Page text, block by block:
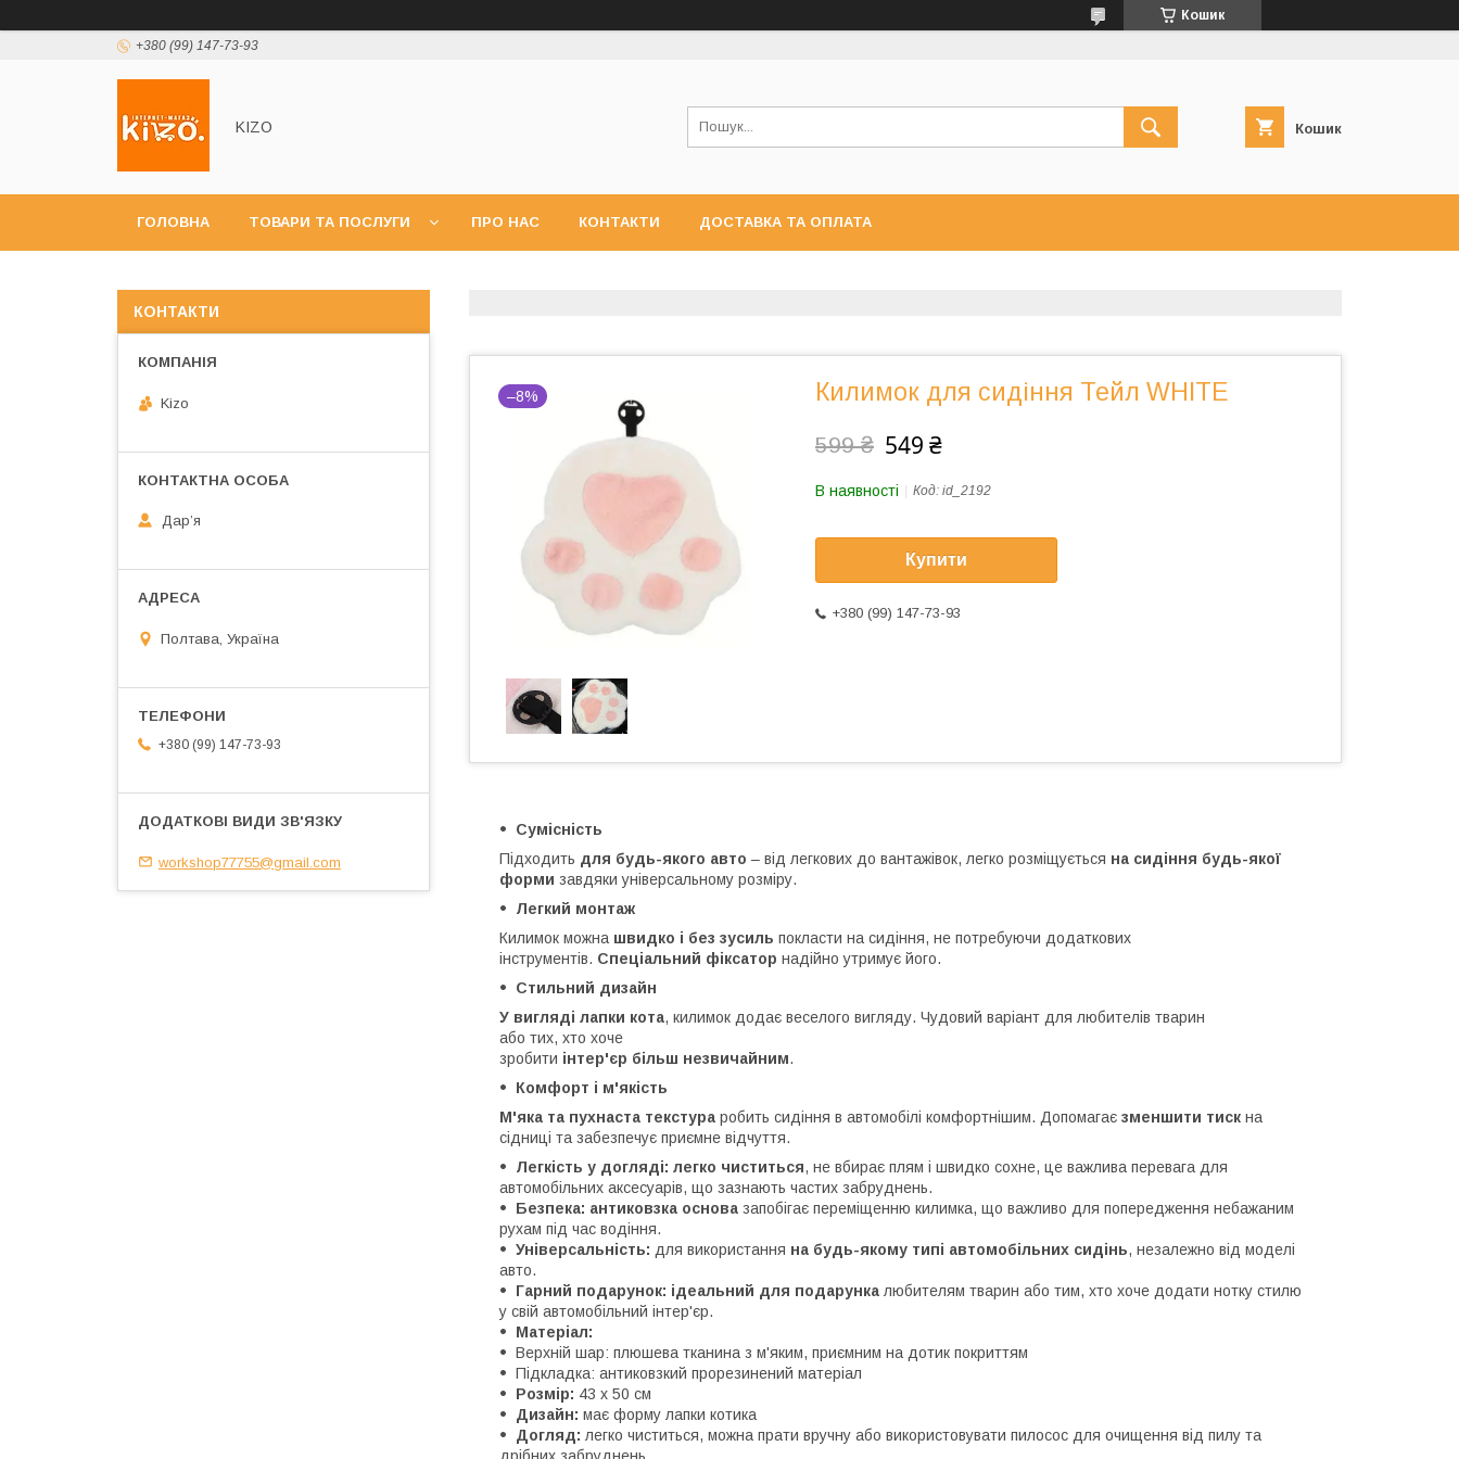
Кошик
+380 (99) 147-73-93
KIZO Кошик
ГОЛОВНА ТОВАРИ ТА ПОСЛУГИ ПРО НАС КОНТАКТИ ДОСТАВКА ТА ОПЛАТА
–8% Килимок для сидіння Тейл WHITE
599 ₴ 549 ₴
В наявності Код: id_2192
Купити
+380 (99) 147-73-93
Сумісність
Підходить для будь-якого авто – від легкових до вантажівок, легко розміщується на сидіння будь-якої
форми завдяки універсальному розміру.
Легкий монтаж
Килимок можна швидко і без зусиль покласти на сидіння, не потребуючи додаткових
інструментів. Спеціальний фіксатор надійно утримує його.
Стильний дизайн
У вигляді лапки кота, килимок додає веселого вигляду. Чудовий варіант для любителів тварин
або тих, хто хоче
зробити інтер'єр більш незвичайним.
Комфорт і м'якість
М'яка та пухнаста текстура робить сидіння в автомобілі комфортнішим. Допомагає зменшити тиск на
сідниці та забезпечує приємне відчуття.
Легкість у догляді: легко чиститься, не вбирає плям і швидко сохне, це важлива перевага для
автомобільних аксесуарів, що зазнають частих забруднень.
Безпека: антиковзка основа запобігає переміщенню килимка, що важливо для попередження небажаним
рухам під час водіння.
Універсальність: для використання на будь-якому типі автомобільних сидінь, незалежно від моделі
авто.
Гарний подарунок: ідеальний для подарунка любителям тварин або тим, хто хоче додати нотку стилю
у свій автомобільний інтер'єр.
Матеріал:
Верхній шар: плюшева тканина з м'яким, приємним на дотик покриттям
Підкладка: антиковзкий прорезинений матеріал
Розмір: 43 х 50 см
Дизайн: має форму лапки котика
Догляд: легко чиститься, можна прати вручну або використовувати пилосос для очищення від пилу та
КОНТАКТИ
Kizo
Дарʼя
Полтава, Україна
+380 (99) 147-73-93
workshop77755@gmail.com